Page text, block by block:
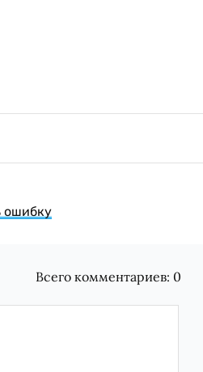
ошибку
Всего комментариев: 0